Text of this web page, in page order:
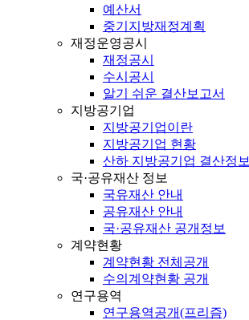
예산서
중기지방재정계획
재정운영공시
재정공시
수시공시
알기 쉬운 결산보고서
지방공기업
지방공기업이란
지방공기업 현황
산하 지방공기업 결산정보
국·공유재산 정보
국유재산 안내
공유재산 안내
국·공유재산 공개정보
계약현황
계약현황 전체공개
수의계약현황 공개
연구용역
연구용역공개(프리즘)